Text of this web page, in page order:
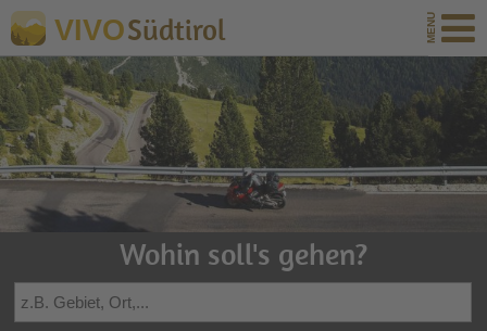
VIVOSüdtirol
Wohin soll's gehen?